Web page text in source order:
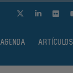
AGENDA ARTÍCULOS